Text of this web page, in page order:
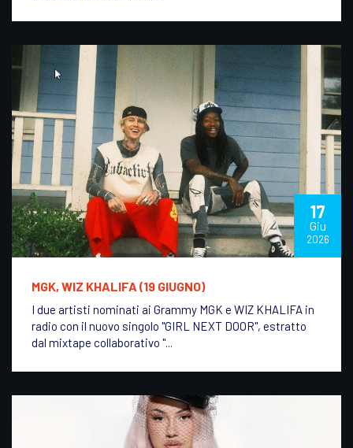
17
Giu
2026
MGK, WIZ KHALIFA (19 GIUGNO)
I due artisti nominati ai Grammy MGK e WIZ KHALIFA in
radio con il nuovo singolo "GIRL NEXT DOOR", estratto
dal mixtape collaborativo "...